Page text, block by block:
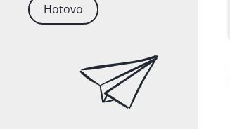
Hotovo